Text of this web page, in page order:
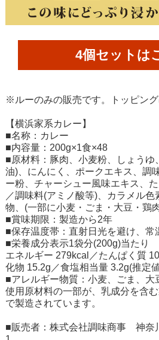
4個セットは
※ルーのみの販売です。トッピング
【横浜家系カレー】
■名称：カレー
■内容量：200g×1食×48
■原材料：豚肉、小麦粉、しょうゆ
油)、にんにく、ポークエキス、調
ー粉、チャーシュー風味エキス、
／調味料(アミノ酸等)、カラメル色
物、(一部に小麦・ごま・大豆・鶏
■賞味期限：製造から2年
■保存温度帯：直射日光を避け、常
■栄養成分表示1袋分(200g)当たり
エネルギー 279kcal／たんぱく質
化物 15.2g／食塩相当量 3.2g(推定
■アレルギー物質：小麦、ごま、大
使用原材料の一部が、乳成分を含
で製造されています。
■販売者：株式会社調味商事 神奈